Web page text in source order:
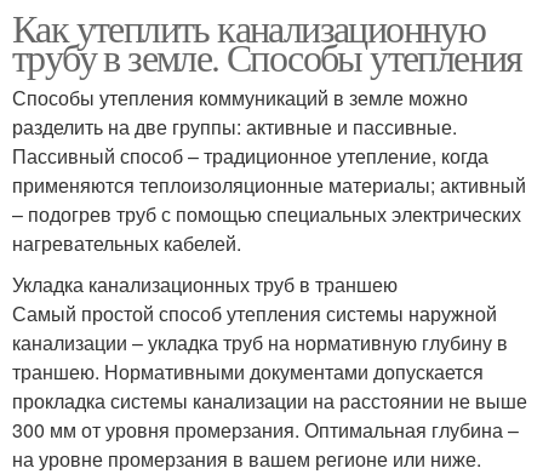
Как утеплить канализационную
трубу в земле. Способы утепления
Способы утепления коммуникаций в земле можно
разделить на две группы: активные и пассивные.
Пассивный способ – традиционное утепление, когда
применяются теплоизоляционные материалы; активный
– подогрев труб с помощью специальных электрических
нагревательных кабелей.
Укладка канализационных труб в траншею
Самый простой способ утепления системы наружной
канализации – укладка труб на нормативную глубину в
траншею. Нормативными документами допускается
прокладка системы канализации на расстоянии не выше
300 мм от уровня промерзания. Оптимальная глубина –
на уровне промерзания в вашем регионе или ниже.